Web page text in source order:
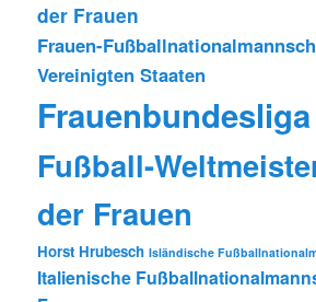
der Frauen
Frauen-
Vereinigten Staaten
Frauenbundesliga
Fußball-
der Frauen
Horst Hrubesch Isländische
Italienische